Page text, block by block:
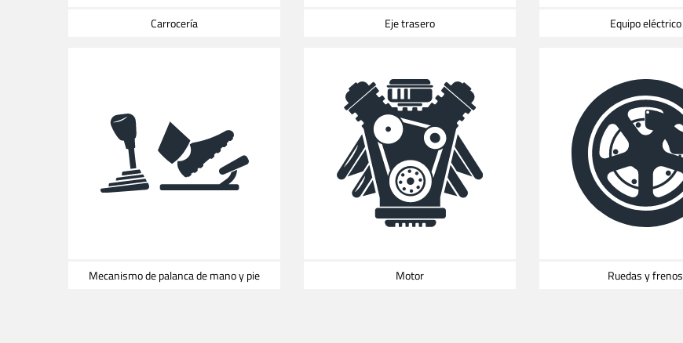
Carrocería Eje trasero Equipo eléctrico
Mecanismo de palanca de mano y pie Motor Ruedas y frenos